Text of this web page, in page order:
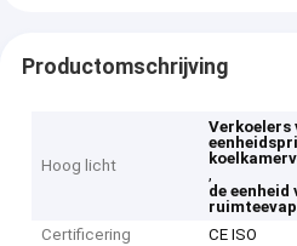
Productomschrijving
Hoog licht
,
de eenheid
Certificering
CE ISO